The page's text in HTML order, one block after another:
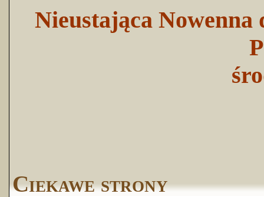
Nieustająca
Ciekawe strony